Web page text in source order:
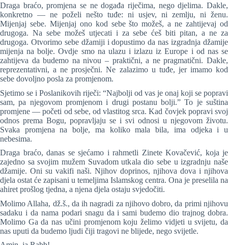
Draga braćo, promjena se ne događa riječima, nego djelima. Dakle,
konkretno — ne poželi nešto tuđe: ni usjev, ni zemlju, ni ženu.
Mijenjaj sebe. Mijenjaj ono kod sebe što možeš, a ne zahtijevaj od
drugoga. Na sebe možeš utjecati i za sebe ćeš biti pitan, a ne za
drugoga. Otvorimo sebe džamiji i dopustimo da nas izgradnja džamije
mijenja na bolje. Ovdje smo na ulazu i izlazu iz Europe i od nas se
zahtijeva da budemo na nivou – praktični, a ne pragmatični. Dakle,
reprezentativni, a ne prosječni. Ne zalazimo u tuđe, jer imamo kod
sebe dovoljno posla za promjenom.
Sjetimo se i Poslanikovih riječi: “Najbolji od vas je onaj koji se popravi
sam, pa njegovom promjenom i drugi postanu bolji.” To je suština
promjene — početi od sebe, od vlastitog srca. Kad čovjek popravi svoj
odnos prema Bogu, popravljaju se i svi odnosi u njegovom životu.
Svaka promjena na bolje, ma koliko mala bila, ima odjeka i u
nebesima.
Draga braćo, danas se sjećamo i rahmetli Zinete Kovačević, koja je
zajedno sa svojim mužem Suvadom utkala dio sebe u izgradnju naše
džamije. Oni su vakifi naši. Njihov doprinos, njihova dova i njihova
djela ostat će zapisani u temeljima Islamskog centra. Ona je preselila na
ahiret prošlog tjedna, a njena djela ostaju svjedočiti.
Molimo Allaha, dž.š., da ih nagradi za njihovo dobro, da primi njihovu
sadaku i da nama podari snagu da i sami budemo dio trajnog dobra.
Molimo Ga da nas učini promjenom koju želimo vidjeti u svijetu, da
nas uputi da budemo ljudi čiji tragovi ne blijede, nego svijetle.